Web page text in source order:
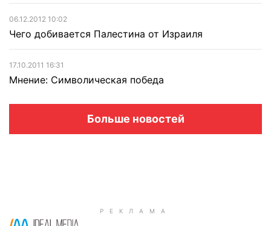
06.12.2012 10:02
Чего добивается Палестина от Израиля
17.10.2011 16:31
Мнение: Символическая победа
Больше новостей